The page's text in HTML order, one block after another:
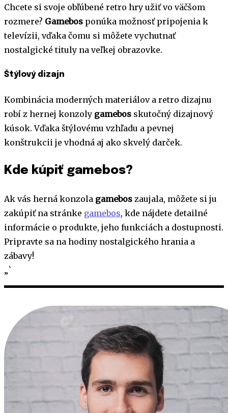
Chcete si svoje obľúbené retro hry užiť vo väčšom
rozmere? Gamebos ponúka možnosť pripojenia k
televízii, vďaka čomu si môžete vychutnať
nostalgické tituly na veľkej obrazovke.
Štýlový dizajn
Kombinácia moderných materiálov a retro dizajnu
robí z hernej konzoly gamebos skutočný dizajnový
kúsok. Vďaka štýlovému vzhľadu a pevnej
konštrukcii je vhodná aj ako skvelý darček.
Kde kúpiť gamebos?
Ak vás herná konzola gamebos zaujala, môžete si ju
zakúpiť na stránke gamebos, kde nájdete detailné
informácie o produkte, jeho funkciách a dostupnosti.
Pripravte sa na hodiny nostalgického hrania a
zábavy!
„`